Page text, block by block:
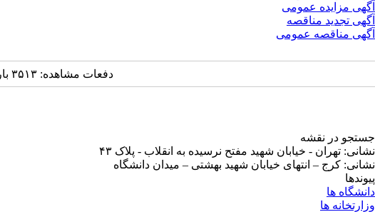
آگهی مزایده عمومی
آگهی تجدید مناقصه
آگهی مناقصه عمومی
دفعات مشاهده: ۳۵۱۳ بار |
جستجو در نقشه
نشانی: تهران - خیابان شهید مفتح نرسیده به انقلاب - پلاک ۴۳
نشانی: کرج – انتهای خیابان شهید بهشتی – میدان دانشگاه
پیوندها
دانشگاه ها
وزارتخانه ها